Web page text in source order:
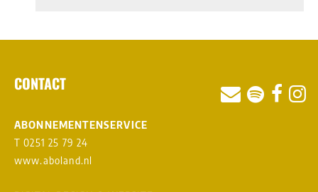
CONTACT
ABONNEMENTENSERVICE
T 0251 25 79 24
www.aboland.nl